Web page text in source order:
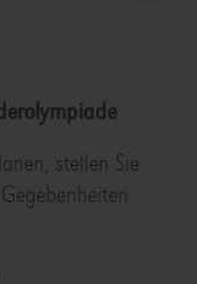
stellen Sie